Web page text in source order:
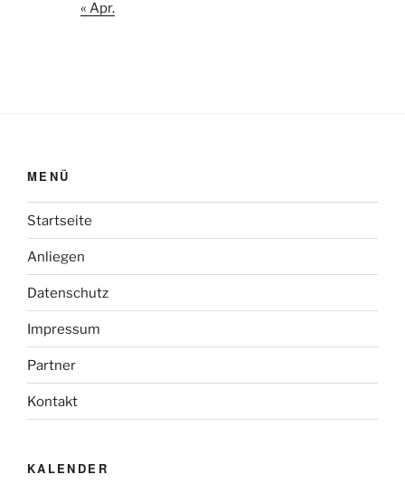
« Apr.
MENÜ
Startseite
Anliegen
Datenschutz
Impressum
Partner
Kontakt
KALENDER